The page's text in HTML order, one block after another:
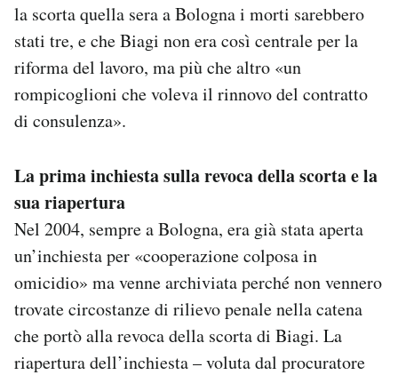
la scorta quella sera a Bologna i morti sarebbero
stati tre, e che Biagi non era così centrale per la
riforma del lavoro, ma più che altro «un
rompicoglioni che voleva il rinnovo del contratto
di consulenza».
La prima inchiesta sulla revoca della scorta e la
sua riapertura
Nel 2004, sempre a Bologna, era già stata aperta
un’inchiesta per «cooperazione colposa in
omicidio» ma venne archiviata perché non vennero
trovate circostanze di rilievo penale nella catena
che portò alla revoca della scorta di Biagi. La
riapertura dell’inchiesta – voluta dal procuratore